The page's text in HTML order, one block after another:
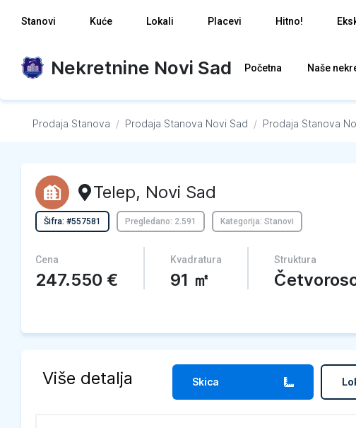
Stanovi Kuće Lokali Placevi Hitno!
Nekretnine Novi Sad Početna Naše
Prodaja Stanova / Prodaja Stanova Novi Sad / Prodaja Stanova
Telep, Novi Sad
Šifra: #557581 Pregledano: 2.591 Kategorija: Stanovi
Cena
247.550 €
Kvadratura
91 ㎡
Struktura
Više detalja Skica